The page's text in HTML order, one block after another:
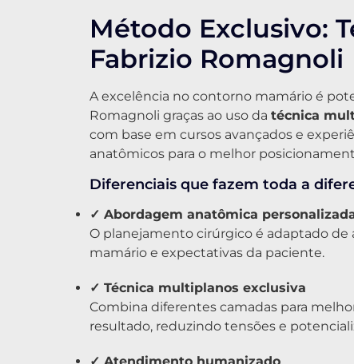
Método Exclusivo:
Fabrizio Romagnoli
A excelência no contorno mamário é
Romagnoli graças ao uso da técnica
com base em cursos avançados e
anatômicos para o melhor
Diferenciais que fazem toda a
✓ Abordagem anatômica
O planejamento cirúrgico é adaptado
mamário e expectativas da paciente.
✓ Técnica multiplanos exclusiva
Combina diferentes camadas para
resultado, reduzindo tensões e
✓ Atendimento humanizado